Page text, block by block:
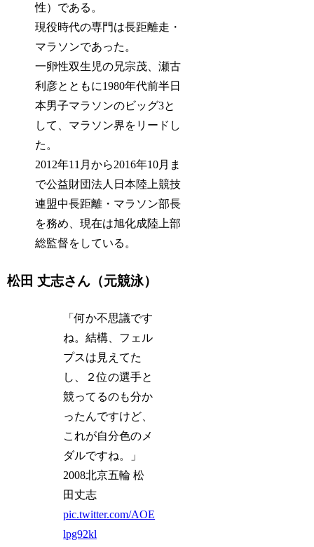
性）である。
現役時代の専門は長距離走・
マラソンであった。
一卵性双生児の兄宗茂、瀬古
利彦とともに1980年代前半日
本男子マラソンのビッグ3と
して、マラソン界をリードし
た。
2012年11月から2016年10月ま
で公益財団法人日本陸上競技
連盟中長距離・マラソン部長
を務め、現在は旭化成陸上部
総監督をしている。
松田 丈志さん（元競泳）
「何か不思議です
ね。結構、フェル
プスは見えてた
し、２位の選手と
競ってるのも分か
ったんですけど、
これが自分色のメ
ダルですね。」
2008北京五輪 松
田丈志
pic.twitter.com/AOE
lpg92kl